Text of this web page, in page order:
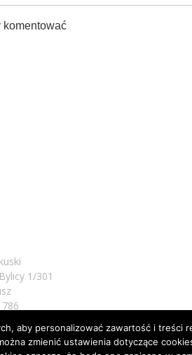
1/301
biuro@przeglad.olkuski.pl
aby personalizować zawartość i treści
zmienić ustawienia dotyczące